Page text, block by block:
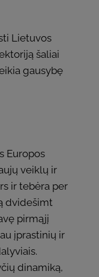
Lietuvos
šaliai
gausybę
Europos
veiklų ir
ir tebėra per
dvidešimt
pirmąjį
įprastinių ir
dinamiką,